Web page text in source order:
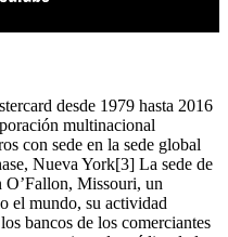
desde 1979 hasta 2016
multinacional
con sede en la sede global
Nueva York[3] La sede de
O’Fallon, Missouri, un
el mundo, su actividad
bancos de los comerciantes